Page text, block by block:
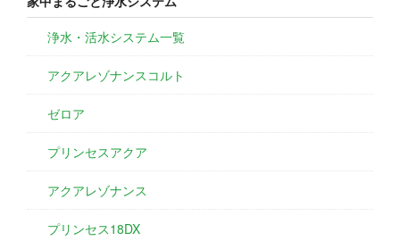
浄水・活水システム一覧
アクアレゾナンスコルト
ゼロア
プリンセスアクア
アクアレゾナンス
プリンセス18DX